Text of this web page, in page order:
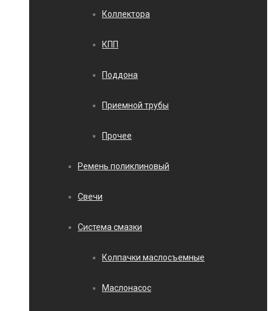
Коллектора
КПП
Поддона
Приемной трубы
Прочее
Ремень поликлиновый
Свечи
Система смазки
Колпачки маслосъемные
Маслонасос